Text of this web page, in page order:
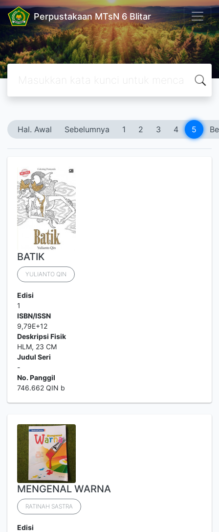
Perpustakaan MTsN 6 Blitar
Hal. Awal Sebelumnya 1 2 3 4 5
BATIK
YULIANTO QIN
Edisi
1
ISBN/ISSN
9,79E+12
Deskripsi Fisik
HLM, 23 CM
Judul Seri
-
No. Panggil
746.662 QIN b
MENGENAL WARNA
RATINAH SASTRA
Edisi